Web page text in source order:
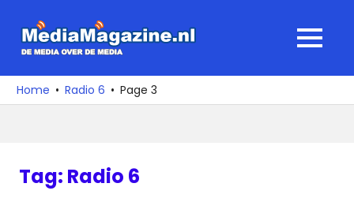
naar
media
over
MENU
Home Radio 6 Page 3
Tag: Radio 6